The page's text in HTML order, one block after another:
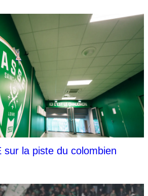
sur la piste du colombien